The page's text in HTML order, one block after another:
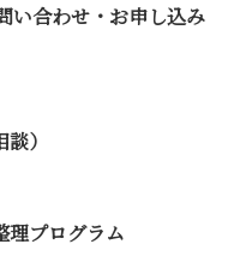
合わせ・お申し込み
）
理プログラム